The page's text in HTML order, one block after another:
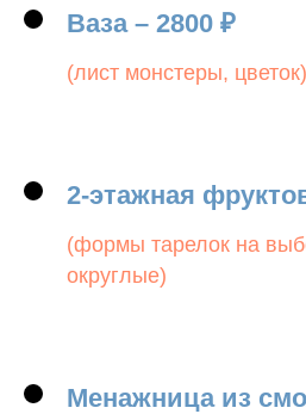
Ваза – 2800 ₽
(лист монстеры, цветок)
2-этажная
(формы тарелок на
округлые)
Менажница из